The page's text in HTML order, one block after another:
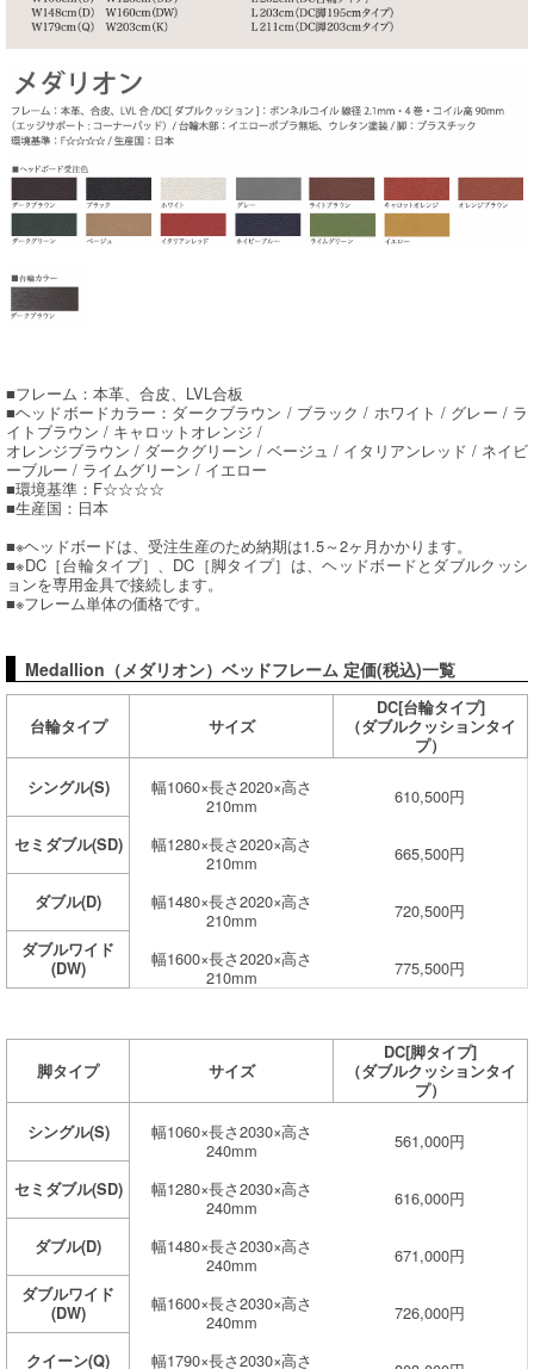
■フレーム：本革、合皮、LVL合板
■ヘッドボードカラー：ダークブラウン / ブラック / ホワイト / グレー / ラ
イトブラウン / キャロットオレンジ /
オレンジブラウン / ダークグリーン / ベージュ / イタリアンレッド / ネイビ
ーブルー / ライムグリーン / イエロー
■環境基準：F☆☆☆☆
■生産国：日本
■※ヘッドボードは、受注生産のため納期は1.5～2ヶ月かかります。
■※DC［台輪タイプ］、DC［脚タイプ］は、ヘッドボードとダブルクッシ
ョンを専用金具で接続します。
■※フレーム単体の価格です。
Medallion（メダリオン）ベッドフレーム 定価(税込)一覧
台輪タイプ サイズ
DC[台輪タイプ]
（ダブルクッションタイ
プ）
シングル(S)
幅1060×長さ2020×高さ
210mm
610,500円
セミダブル(SD)
幅1280×長さ2020×高さ
210mm
665,500円
ダブル(D)
幅1480×長さ2020×高さ
210mm
720,500円
ダブルワイド
(DW)
幅1600×長さ2020×高さ
210mm
775,500円
脚タイプ サイズ
DC[脚タイプ]
（ダブルクッションタイ
プ）
シングル(S)
幅1060×長さ2030×高さ
240mm
561,000円
セミダブル(SD)
幅1280×長さ2030×高さ
240mm
616,000円
ダブル(D)
幅1480×長さ2030×高さ
240mm
671,000円
ダブルワイド
(DW)
幅1600×長さ2030×高さ
240mm
726,000円
クイーン(Q)
幅1790×長さ2030×高さ